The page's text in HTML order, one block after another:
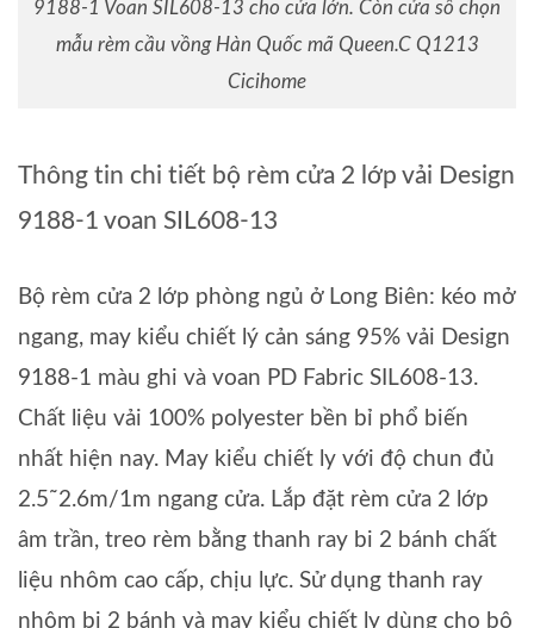
9188-1 Voan SIL608-13 cho cửa lớn. Còn cửa sổ chọn
mẫu rèm cầu vồng Hàn Quốc mã Queen.C Q1213
Cicihome
Thông tin chi tiết bộ rèm cửa 2 lớp vải Design
9188-1 voan SIL608-13
Bộ rèm cửa 2 lớp phòng ngủ ở Long Biên: kéo mở
ngang, may kiểu chiết lý cản sáng 95% vải Design
9188-1 màu ghi và voan PD Fabric SIL608-13.
Chất liệu vải 100% polyester bền bỉ phổ biến
nhất hiện nay. May kiểu chiết ly với độ chun đủ
2.5˜2.6m/1m ngang cửa. Lắp đặt rèm cửa 2 lớp
âm trần, treo rèm bằng thanh ray bi 2 bánh chất
liệu nhôm cao cấp, chịu lực. Sử dụng thanh ray
nhôm bi 2 bánh và may kiểu chiết ly dùng cho bộ